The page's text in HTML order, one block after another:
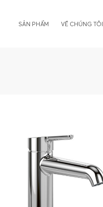
SẢN PHẨM VỀ CHÚNG TÔI